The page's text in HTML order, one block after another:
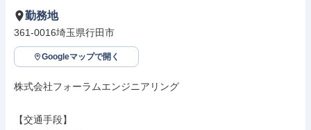
勤務地
361-0016埼玉県行田市
Googleマップで開く
株式会社フォーラムエンジニアリング
【交通手段】